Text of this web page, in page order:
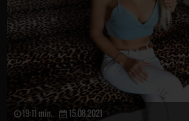
19:11 min. 15.08.2021